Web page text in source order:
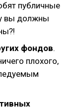
публичные
вы должны
фондов.
плохого,